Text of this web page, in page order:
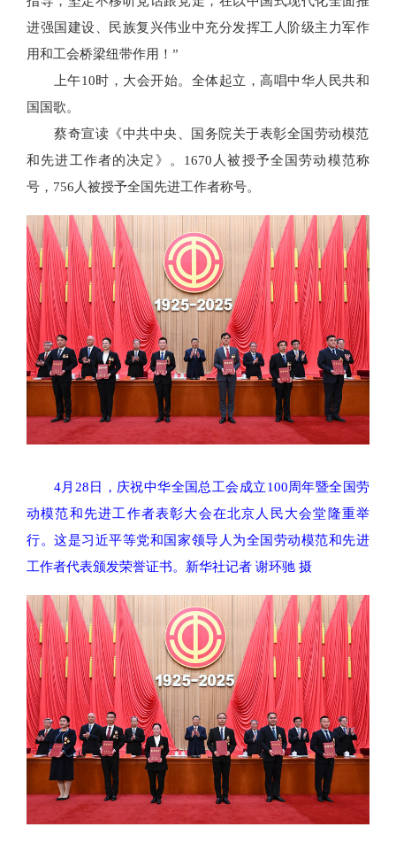
进强国建设、民族复兴伟业中充分发挥工人阶级主力军作
用和工会桥梁纽带作用！”
上午10时，大会开始。全体起立，高唱中华人民共和
国国歌。
蔡奇宣读《中共中央、国务院关于表彰全国劳动模范
和先进工作者的决定》。1670人被授予全国劳动模范称
号，756人被授予全国先进工作者称号。
4月28日，庆祝中华全国总工会成立100周年暨全国劳
动模范和先进工作者表彰大会在北京人民大会堂隆重举
行。这是习近平等党和国家领导人为全国劳动模范和先进
工作者代表颁发荣誉证书。新华社记者 谢环驰 摄